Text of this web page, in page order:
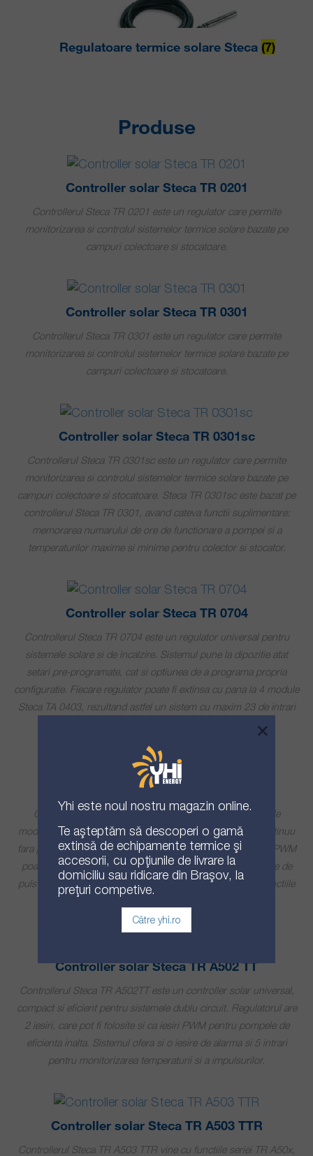
Regulatoare termice solare Steca (7)
Produse
Controller solar Steca TR 0201
Controllerul Steca TR 0201 este un regulator care permite
monitorizarea si controlul sistemelor termice solare bazate pe
campuri colectoare si stocatoare.
Controller solar Steca TR 0301
Controllerul Steca TR 0301 este un regulator care permite
monitorizarea si controlul sistemelor termice solare bazate pe
campuri colectoare si stocatoare.
Controller solar Steca TR 0301sc
Controllerul Steca TR 0301sc este un regulator care permite
monitorizarea si controlul sistemelor termice solare bazate pe
campuri colectoare si stocatoare. Steca TR 0301sc este bazat pe
controllerul Steca TR 0301, avand cateva functii suplimentare:
memorarea numarului de ore de functionare a pompei si a
temperaturilor maxime si minime pentru colector si stocator.
Controller solar Steca TR 0704
Controllerul Steca TR 0704 este un regulator universal pentru
sistemele solare si de incalzire. Sistemul pune la dipozitie atat
setari pre-programate, cat si optiunea de a programa propria
configuratie. Fiecare regulator poate fi extinsa cu pana la 4 module
Steca TA 0403, rezultand astfel un sistem cu maxim 23 de intrari
Controller solar Steca TR A301 PWM
Controllerul Steca TR A301 PWM este folosit in sistemele
moderne, bazate pe pompe cu motor electric de curent continuu
fara perii (cu convertor de frecventa inclus). Steca TR A301 PWM
poate controla aceste pompe prin semnalul PWM (modulare de
puls in latime), adaptand viteza pompei in permanenta in functiile
de cerintele sistemului.
Controller solar Steca TR A502 TT
Controllerul Steca TR A502TT este un controller solar universal,
compact si eficient pentru sistemele dublu circuit. Regulatorul are
2 iesiri, care pot fi folosite si ca iesiri PWM pentru pompele de
eficienta inalta. Sistemul ofera si o iesire de alarma si 5 intrari
pentru monitorizarea temperaturii si a impulsurilor.
Controller solar Steca TR A503 TTR
Controllerul Steca TR A503 TTR vine cu functiile seriei TR A50x,
Yhi este noul nostru magazin online.
Te așteptăm să descoperi o gamă
extinsă de echipamente termice și
accesorii, cu opțiunile de livrare la
domiciliu sau ridicare din Brașov, la
prețuri competive.
Către yhi.ro
×